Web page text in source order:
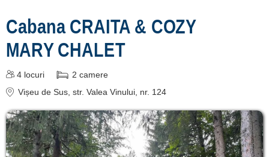
Cabana CRAITA & COZY
MARY CHALET
4 locuri 2 camere
Vișeu de Sus, str. Valea Vinului, nr. 124
[9 oferte la 64.2 km]
Înscrie o unitate de
cazare
termeni și condiții
contact